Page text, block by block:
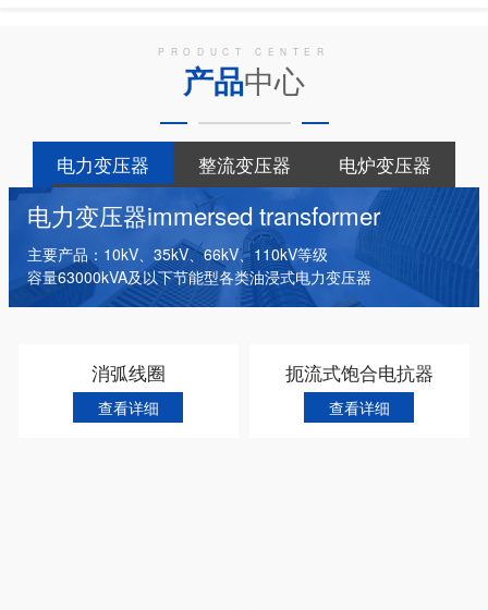
PRODUCT CENTER
产品中心
电力变压器 整流变压器
电炉变压器
干式变压器
电抗器 箱式变电站
电力变压器immersed transformer
主要产品：10kV、35kV、66kV、110kV等级
容量63000kVA及以下节能型各类油浸式电力变压器
消弧线圈
查看详细
扼流式饱合电抗器
查看详细